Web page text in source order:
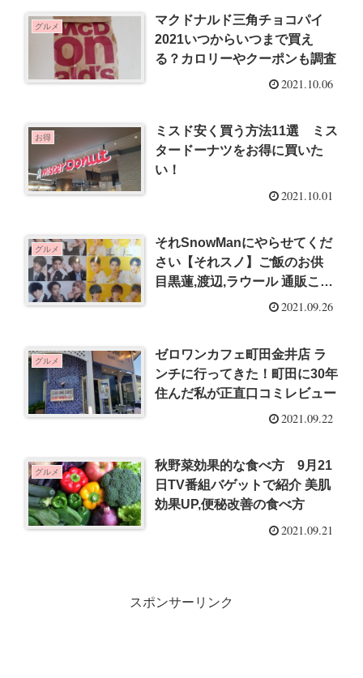
グルメ
マクドナルド三角チョコパイ
2021いつからいつまで買え
る？カロリーやクーポンも調査
2021.10.06
お得
ミスド安く買う方法11選 ミス
タードーナツをお得に買いた
い！
2021.10.01
グルメ
それSnowManにやらせてくだ
さい【それスノ】ご飯のお供
目黒蓮,渡辺,ラウール 通販ここ
で買える！9月26日放送2021.09.26
グルメ
ゼロワンカフェ町田金井店 ラ
ンチに行ってきた！町田に30年
住んだ私が正直口コミレビュー
2021.09.22
グルメ
秋野菜効果的な食べ方 9月21
日TV番組バゲットで紹介 美肌
効果UP,便秘改善の食べ方
2021.09.21
スポンサーリンク